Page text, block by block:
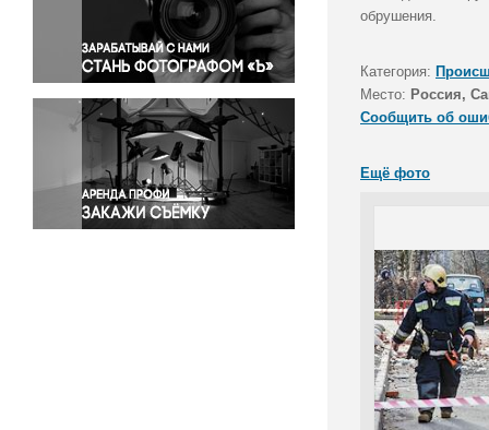
Правосудие
Происшествия и конфликты
Религия
Светская жизнь
Спорт
Экология
Экономика и бизнес
обрушения.
Категория:
Место: Россия,
Сообщить об
Ещё фото